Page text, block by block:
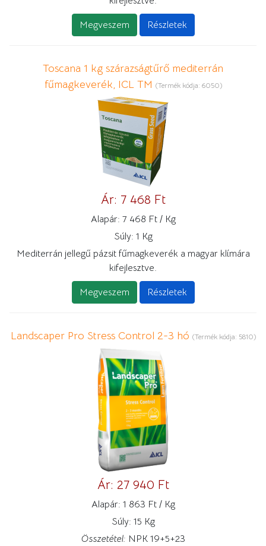
Megveszem Részletek
Toscana 1 kg szárazságtűrő mediterrán
fűmagkeverék, ICL TM (Termék kódja: 6050)
Ár: 7 468 Ft
Alapár: 7 468 Ft / Kg
Súly: 1 Kg
Mediterrán jellegű pázsit fűmagkeverék a magyar klímára
kifejlesztve.
Megveszem Részletek
Landscaper Pro Stress Control 2-3 hó (Termék kódja: 5810)
Ár: 27 940 Ft
Alapár: 1 863 Ft / Kg
Súly: 15 Kg
Összetétel: NPK 19+5+23